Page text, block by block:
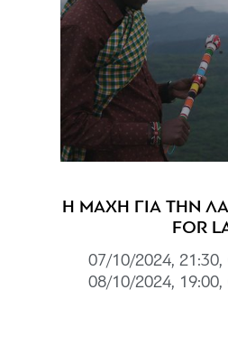
Η ΜΑΧΗ ΓΙΑ ΤΗΝ
FOR
07/10/2024,
08/10/2024,